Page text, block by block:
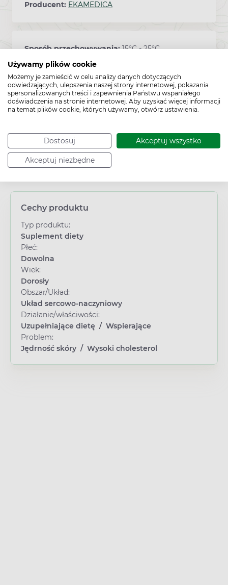
Używamy plików cookie
Możemy je zamieścić w celu analizy danych dotyczących
odwiedzających, ulepszenia naszej strony internetowej, pokazania
spersonalizowanych treści i zapewnienia Państwu wspaniałego
doświadczenia na stronie internetowej. Aby uzyskać więcej informacji
na temat plików cookie, których używamy, otwórz ustawienia.
Dostosuj Akceptuj wszystko
Akceptuj niezbędne
Producent: EKAMEDICA
Sposób przechowywania:15°C - 25°C
Kod EAN:5906874160879
Cechy produktu
Typ produktu:
Suplement diety
Płeć:
Dowolna
Wiek:
Dorosły
Obszar/Układ:
Układ sercowo-naczyniowy
Działanie/właściwości:
Uzupełniające dietę / Wspierające
Problem:
Jędrność skóry / Wysoki cholesterol